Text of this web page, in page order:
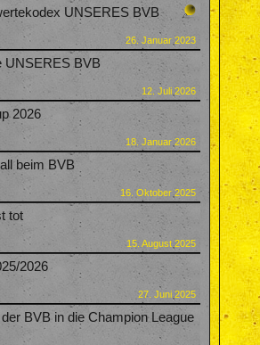
UNSERES BVB
26. Januar 2023
UNSERES BVB
12. Juli 2026
2026
18. Januar 2026
beim BVB
16. Oktober 2025
tot
15. August 2025
2026
27. Juni 2025
BVB in die Champion League